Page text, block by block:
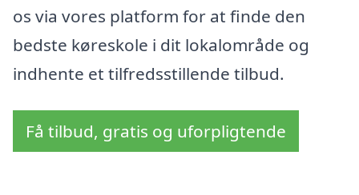
os via vores platform for at finde den
bedste køreskole i dit lokalområde og
indhente et tilfredsstillende tilbud.
Få tilbud, gratis og uforpligtende